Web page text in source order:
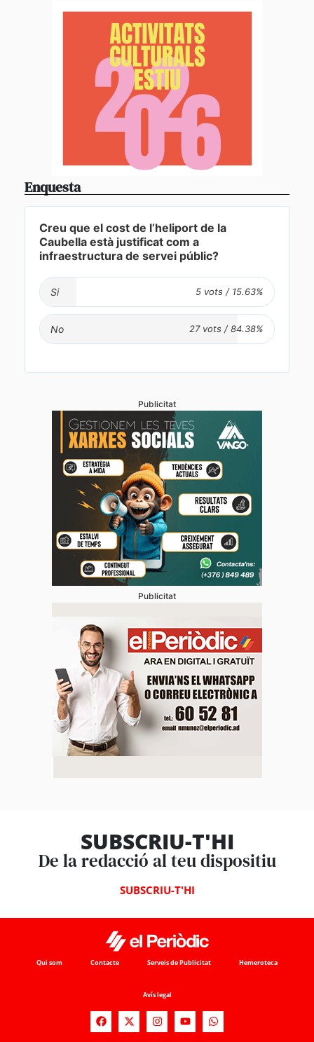
Enquesta
Creu que el cost de l’heliport de la
Caubella està justificat com a
infraestructura de servei públic?
Si
No
Publicitat
Publicitat
SUBSCRIU-T'HI
De la redacció al teu dispositiu
SUBSCRIU-T'HI
Qui som Contacte Serveis de Publicitat Hemeroteca
Avís legal